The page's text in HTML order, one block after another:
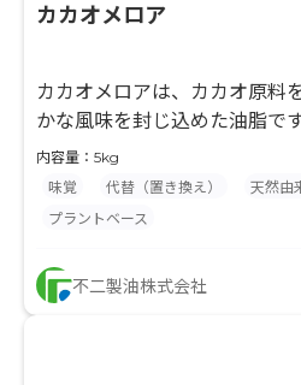
カカオメロア
カカオメロアは、カカオ原料
かな風味を封じ込めた油脂で
蜜のような香りが特徴です。
ウダーを使用する菓子に配合
める中盤以降の風味を強化で
味付けにもおすすめです。 ＜
温して融解してご使用くださ
内容量：5kg
味覚
代替（置き換え） 天然由
プラントベース
不二製油株式会社